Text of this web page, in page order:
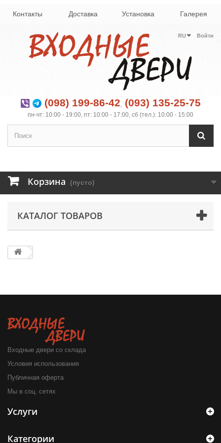
Контакты Доставка Установка Галерея
Войти
RU
(098) 199-86-42, (093) 135-25-75
пн-чт: 10:00 - 19:00, пт: 10:00 - 17:00, сб (тел.): 10:00 - 15:00
Корзина (пусто)
КАТАЛОГ ТОВАРОВ
Входные двери со склада
Условия использования
Публичная оферта
Мы в соц. сетях
Услуги
Категории